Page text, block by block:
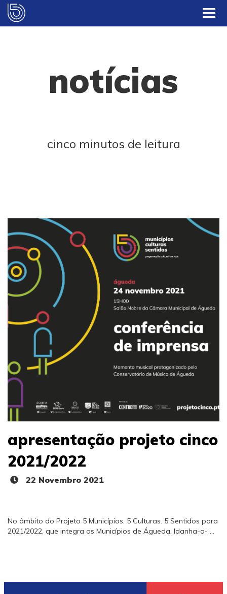
notícias
cinco minutos de leitura
apresentação projeto cinco
2021/2022
22 Novembro 2021
No âmbito do Projeto 5 Municípios. 5 Culturas. 5 Sentidos para
2021/2022, que integra os Municípios de Águeda, Idanha-a- ...